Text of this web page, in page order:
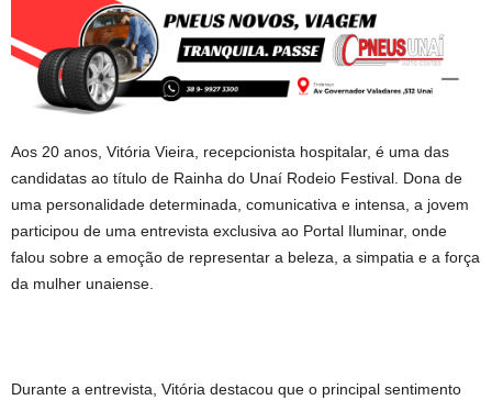
Aos 20 anos, Vitória Vieira, recepcionista hospitalar, é uma das
candidatas ao título de Rainha do Unaí Rodeio Festival. Dona de
uma personalidade determinada, comunicativa e intensa, a jovem
participou de uma entrevista exclusiva ao Portal Iluminar, onde
falou sobre a emoção de representar a beleza, a simpatia e a força
da mulher unaiense.
Durante a entrevista, Vitória destacou que o principal sentimento